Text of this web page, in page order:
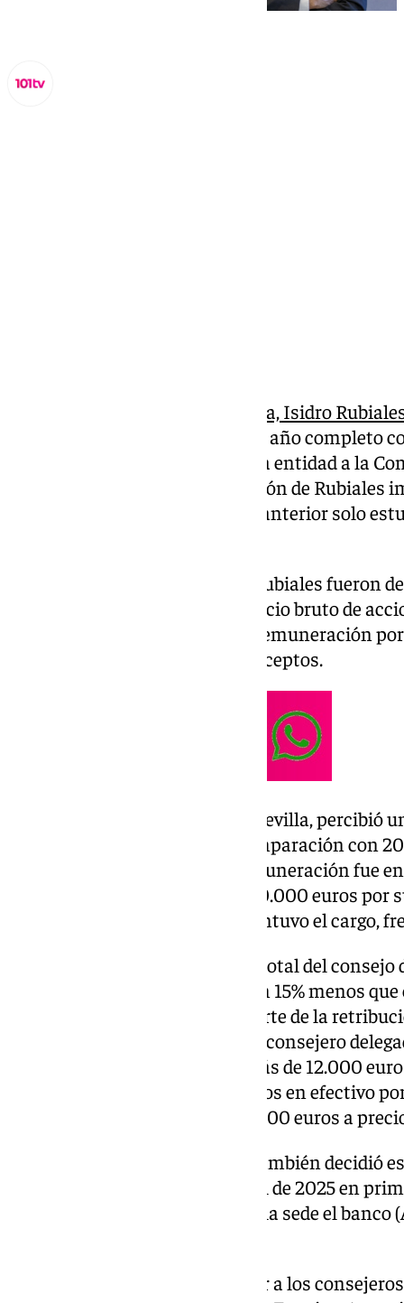
Unicaja, Isidro
cargos en el banco en su primer año completo
retribuciones que ha remitido la entidad a la
Valores (CNMV). La remuneración de
registrada en 2023, pero el año anterior solo
La retribución en metálico de Rubiales fueron
sumar 3.000 euros por el beneficio bruto de
consolidados, otros 43.000 de remuneración
euros adicionales por otros conceptos.
José Sevilla, percibió
euros en 2024, que no tiene comparación con
abril. En su caso, el total de remuneración fue
cargo, Manuel Azuaga, ganó 100.000 euros
algo más de tres meses que mantuvo el cargo,
De esta manera, la retribución total del
fue de 2,34 millones de euros, un 15% menos
indicado también que, como parte de la
entrado 6.600 euros al anterior consejero
7.286 acciones (valoradas en más de 12.000
el exejecutivo recibió 31.750 euros en efectivo
unas 46.000 acciones (casi 77.000 euros a
El consejo de administración también decidió
accionistas para el día 9 de abril de 2025 en
se prevé que se celebra. Será en la sede el
Los accionistas votarán reelegir a los